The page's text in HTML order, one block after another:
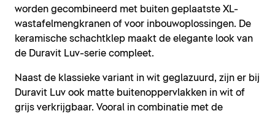
worden gecombineerd met buiten geplaatste XL-
wastafelmengkranen of voor inbouwoplossingen. De
keramische schachtklep maakt de elegante look van
de Duravit Luv-serie compleet.
Naast de klassieke variant in wit geglazuurd, zijn er bij
Duravit Luv ook matte buitenoppervlakken in wit of
grijs verkrijgbaar. Vooral in combinatie met de